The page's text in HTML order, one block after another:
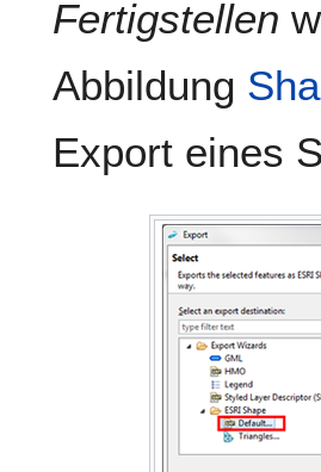
Fertigstellen
Abbildung
Export eines